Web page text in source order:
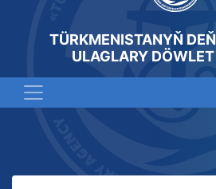
TÜRKMENISTANYŇ
ULAGLARY